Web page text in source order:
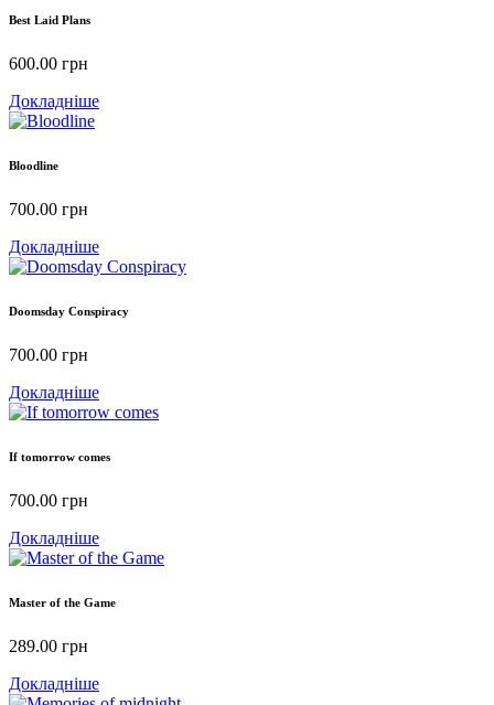
Best Laid Plans
600.00 грн
Докладніше
Bloodline
700.00 грн
Докладніше
Doomsday Conspiracy
700.00 грн
Докладніше
If tomorrow comes
700.00 грн
Докладніше
Master of the Game
289.00 грн
Докладніше